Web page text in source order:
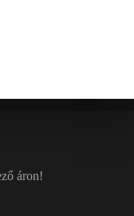
áron!